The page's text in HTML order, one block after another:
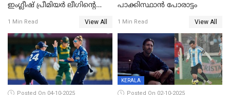
ഇംഗ്ലീഷ് പ്രീമിയര്‍ ലീഗിന്‍റെ
അംബാസഡര്‍
1 Min Read View All
പാക്കിസ്ഥാന്‍ പോരാട്ടം
1 Min Read View All
Posted On 04-10-2025
KERALA
Posted On 02-10-2025